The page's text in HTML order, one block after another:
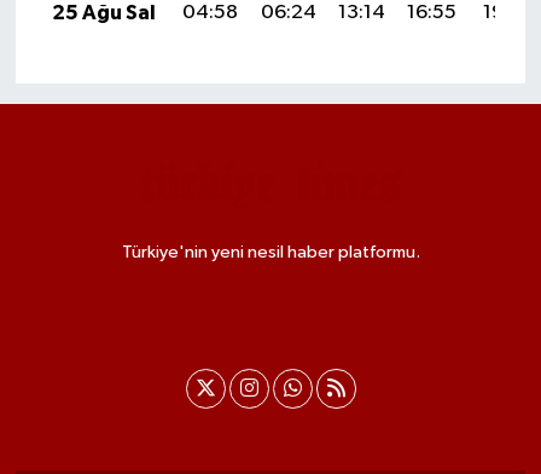
25 Ağu Sal
04:58 06:24 13:14 16:55 19:54
Türkiye'nin yeni nesil haber platformu.